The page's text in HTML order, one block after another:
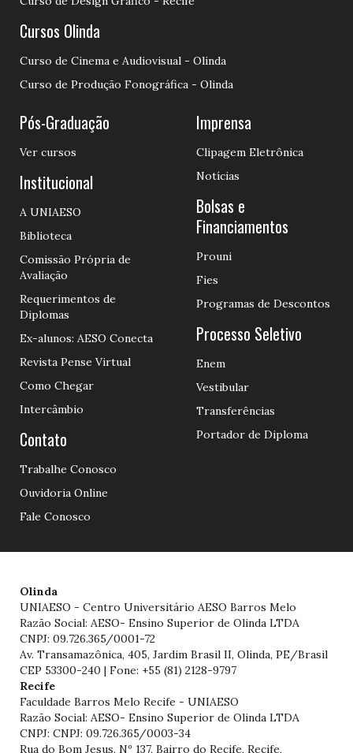
Cursos Olinda
Curso de Cinema e Audiovisual - Olinda
Curso de Produção Fonográfica - Olinda
Pós-Graduação
Ver cursos
Institucional
A UNIAESO
Biblioteca
Comissão Própria de
Avaliação
Requerimentos de
Diplomas
Ex-alunos: AESO Conecta
Revista Pense Virtual
Como Chegar
Intercâmbio
Contato
Trabalhe Conosco
Ouvidoria Online
Fale Conosco
Imprensa
Clipagem Eletrônica
Notícias
Bolsas e
Financiamentos
Prouni
Fies
Programas de Descontos
Processo Seletivo
Enem
Vestibular
Transferências
Portador de Diploma
Olinda
UNIAESO - Centro Universitário AESO Barros Melo
Razão Social: AESO- Ensino Superior de Olinda LTDA
CNPJ: 09.726.365/0001-72
Av. Transamazônica, 405, Jardim Brasil II, Olinda, PE/Brasil
CEP 53300-240 | Fone: +55 (81) 2128-9797
Recife
Faculdade Barros Melo Recife - UNIAESO
Razão Social: AESO- Ensino Superior de Olinda LTDA
CNPJ: CNPJ: 09.726.365/0003-34
Rua do Bom Jesus, Nº 137, Bairro do Recife, Recife,